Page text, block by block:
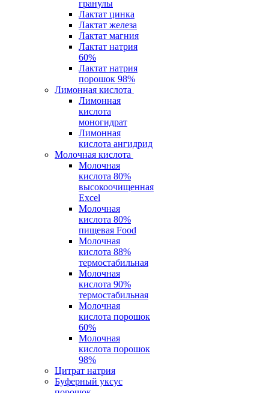
гранулы
Лактат цинка
Лактат железа
Лактат магния
Лактат натрия
60%
Лактат натрия
порошок 98%
Лимонная кислота
Лимонная
кислота
моногидрат
Лимонная
кислота ангидрид
Молочная кислота
Молочная
кислота 80%
высокоочищенная
Excel
Молочная
кислота 80%
пищевая Food
Молочная
кислота 88%
термостабильная
Молочная
кислота 90%
термостабильная
Молочная
кислота порошок
60%
Молочная
кислота порошок
98%
Цитрат натрия
Буферный уксус